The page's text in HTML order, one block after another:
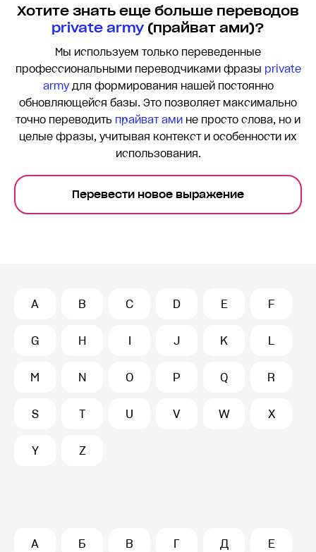
Хотите знать еще больше переводов
private army (прайват ами)?
Мы используем только переведенные
профессиональными переводчиками фразы private
armyдля формирования нашей постоянно
обновляющейся базы. Это позволяет максимально
точно переводить прайват ами не просто слова, но и
целые фразы, учитывая контекст и особенности их
использования.
Перевести новое выражение
A B C D E F
G H I J K L
M N O P Q R
S T U V W X
Y Z
А Б В Г Д Е